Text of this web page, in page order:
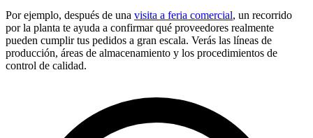
Por ejemplo, después de una visita a feria comercial, un recorrido
por la planta te ayuda a confirmar qué proveedores realmente
pueden cumplir tus pedidos a gran escala. Verás las líneas de
producción, áreas de almacenamiento y los procedimientos de
control de calidad.